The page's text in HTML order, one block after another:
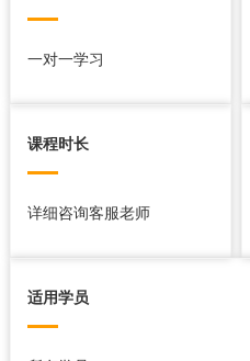
一对一学习
课程时长
详细咨询客服老师
适用学员